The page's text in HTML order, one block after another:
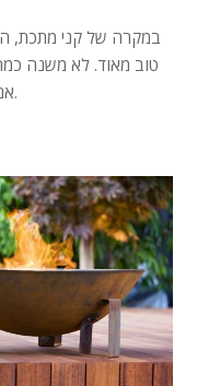
במקרה של קני מתכת,
טוב מאוד. לא משנה
אם תוכלו להגן עליו מפני התנאים החיצוניים.